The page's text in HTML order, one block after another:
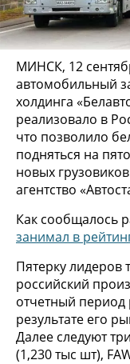
МИНСК, 12
автомобильный
холдинга
реализовало в
что позволило
подняться на
новых
агентство
Как сообщалось
занимал в
Пятерку лидеров
российский
отчетный период
результате его
Далее следуют
(1,230 тыс шт),